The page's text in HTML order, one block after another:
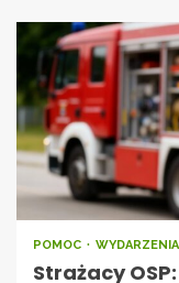
POMOC WYDARZENIA
Strażacy